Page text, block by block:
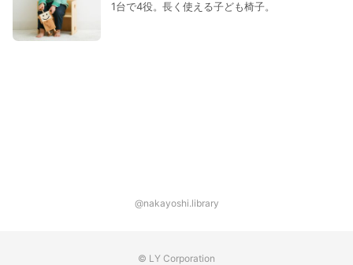
1台で4役。長く使える子ども椅子。
@nakayoshi.library
© LY Corporation